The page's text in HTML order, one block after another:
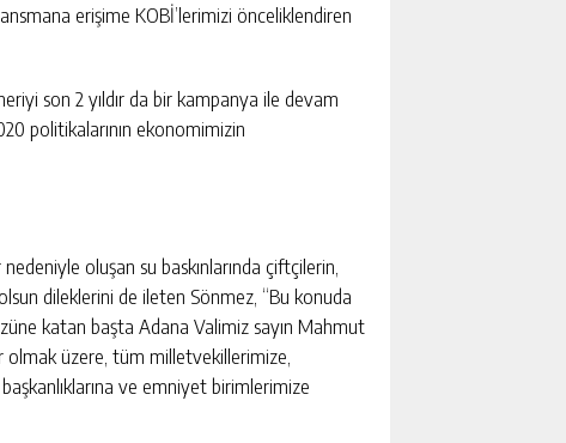
erişime KOBİ’lerimizi önceliklendiren
son 2 yıldır da bir kampanya ile devam
politikalarının ekonomimizin
oluşan su baskınlarında çiftçilerin,
dileklerini de ileten Sönmez, “Bu konuda
katan başta Adana Valimiz sayın Mahmut
olmak üzere, tüm milletvekillerimize,
ve emniyet birimlerimize